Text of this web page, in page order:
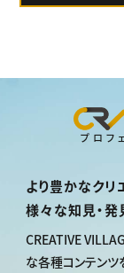
プロフ
より豊かなクリ
様々な知見・発
CREATIVE
な各種コンテンツ